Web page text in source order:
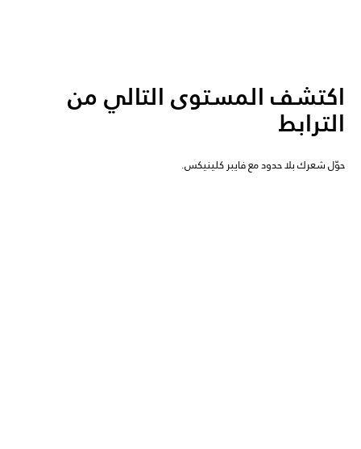
اكتشف المستوى التالي من
الترابط
حوّل شعرك بلا حدود مع فايبر كلينيكس.